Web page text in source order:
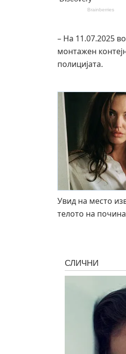
– На 11.07.2025
монтажен
полицијата.
Увид на место
телото на